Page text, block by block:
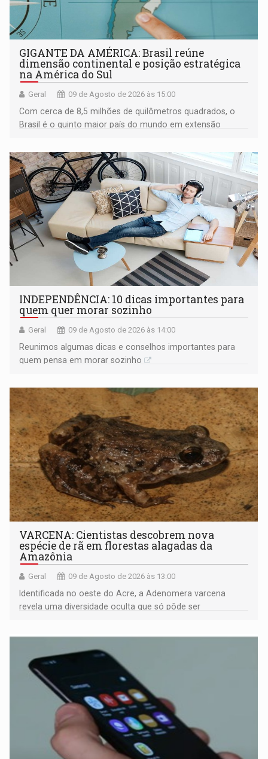
GIGANTE DA AMÉRICA: Brasil reúne
dimensão continental e posição estratégica
na América do Sul
Geral 09 de Agosto de 2026 às 15:00
Com cerca de 8,5 milhões de quilômetros quadrados, o
Brasil é o quinto maior país do mundo em extensão
INDEPENDÊNCIA: 10 dicas importantes para
quem quer morar sozinho
Geral 09 de Agosto de 2026 às 14:00
Reunimos algumas dicas e conselhos importantes para
quem pensa em morar sozinho
VARCENA: Cientistas descobrem nova
espécie de rã em florestas alagadas da
Amazônia
Geral 09 de Agosto de 2026 às 13:00
Identificada no oeste do Acre, a Adenomera varcena
revela uma diversidade oculta que só pôde ser